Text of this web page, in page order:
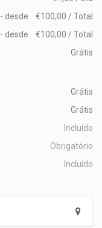
desde
€100,00 / Total
desde
€100,00 / Total
Grátis
Grátis
Grátis
Incluído
Obrigatório
Incluído